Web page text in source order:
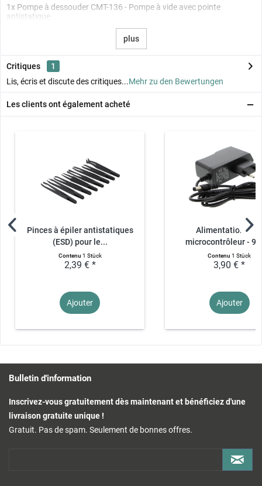
1x Pompe à dessouder CMT-136 - Pompe à vide avec pointe
antistatique
plus
Critiques
1
Lis, écris et discute des critiques...Mehr zu den Bewertungen
Les clients ont également acheté
Pinces à épiler antistatiques
(ESD) pour le...
Contenu 1 Stück
2,39 € *
Ajouter
Alimentation
microcontrôleur -
Contenu1 Stück
3,90 € *
Ajouter
Bulletin d'information
Inscrivez-vous gratuitement dès maintenant et bénéficiez d'une
livraison gratuite unique !
Gratuit. Pas de spam. Seulement de bonnes offres.